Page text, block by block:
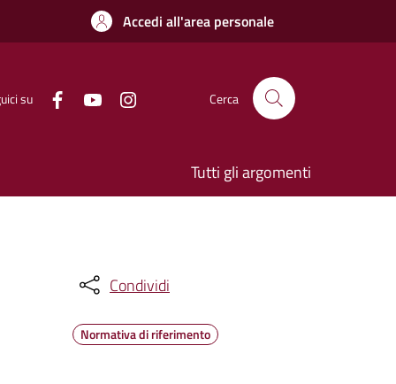
Accedi all'area personale
su Cerca
Tutti gli argomenti
Condividi
Normativa di riferimento